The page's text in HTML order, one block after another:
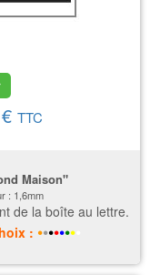
TTC
Maison"
: 1,6mm
de la boîte au lettre.
: •••••••